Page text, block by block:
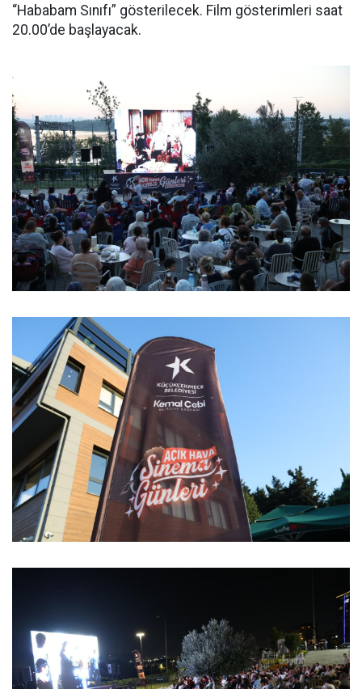
“Hababam Sınıfı” gösterilecek. Film gösterimleri saat
20.00’de başlayacak.